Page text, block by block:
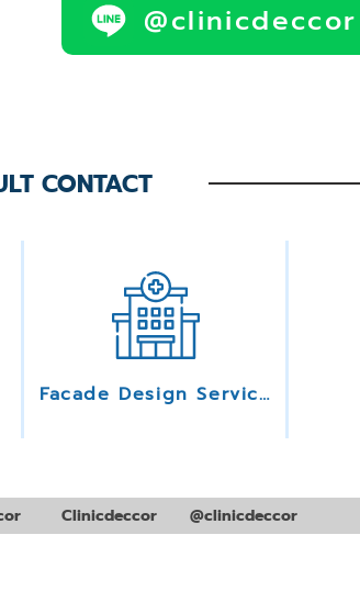
@clinicdeccor
CONTACT
Facade Design Service
Clinicdeccor @clinicdeccor